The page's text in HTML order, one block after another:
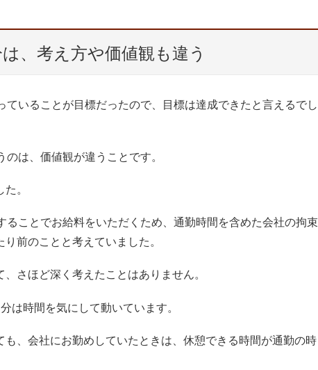
、考え方や価値観も違う
ていることが目標だったので、目標は達成できたと言えるでし
は、価値観が違うことです。
。
ることでお給料をいただくため、通勤時間を含めた会社の拘束
前のことと考えていました。
さほど深く考えたことはありません。
は時間を気にして動いています。
、会社にお勤めしていたときは、休憩できる時間が通勤の時